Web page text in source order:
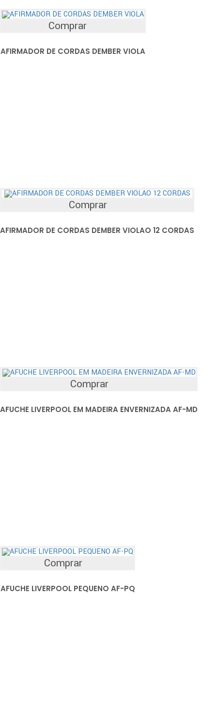
Comprar
AFIRMADOR DE CORDAS DEMBER VIOLA
Comprar
AFIRMADOR DE CORDAS DEMBER VIOLAO 12 CORDAS
Comprar
AFUCHE LIVERPOOL EM MADEIRA ENVERNIZADA AF-MD
Comprar
AFUCHE LIVERPOOL PEQUENO AF-PQ